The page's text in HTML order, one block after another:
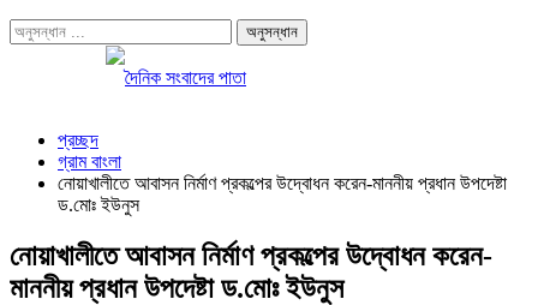
প্রচ্ছদ
গ্রাম বাংলা
নোয়াখালীতে আবাসন নির্মাণ প্রকল্পের উদ্বোধন করেন-মাননীয় প্রধান উপদেষ্টা
ড.মোঃ ইউনুস
নোয়াখালীতে আবাসন নির্মাণ প্রকল্পের উদ্বোধন করেন-
মাননীয় প্রধান উপদেষ্টা ড.মোঃ ইউনুস